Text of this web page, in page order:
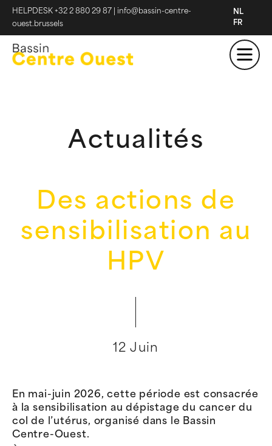
HELPDESK +32 2 880 29 87
info@bassin-centre-
ouest.brussels
NL
FR
Actualités
Des actions de
sensibilisation au
HPV
12 Juin
En mai-juin 2026, cette période est consacrée
à la sensibilisation au dépistage du cancer du
col de l’utérus, organisé dans le Bassin
Centre-Ouest.